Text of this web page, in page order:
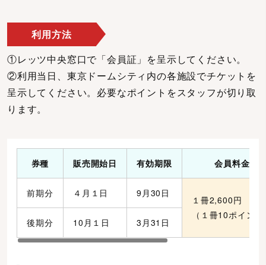
利用方法
①レッツ中央窓口で「会員証」を呈示してください。
②利用当日、東京ドームシティ内の各施設でチケットを
呈示してください。必要なポイントをスタッフが切り取
ります。
券種 販売開始日 有効期限 会員料金
前期分 ４月１日 9月30日
１冊2,600円
（１冊10ポイン
後期分 10月１日 3月31日